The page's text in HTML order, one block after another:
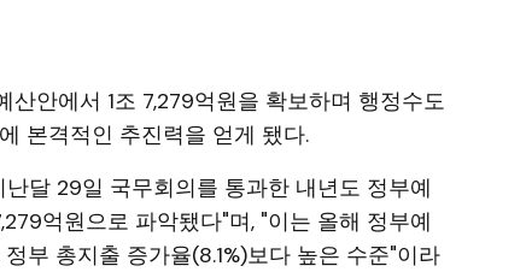
안에서 1조 7,279억원을 확보하며 행정수도
본격적인 추진력을 얻게 됐다.
달 29일 국무회의를 통과한 내년도 정부예
억원으로 파악됐다"며, "이는 올해 정부예
부 총지출 증가율(8.1%)보다 높은 수준"이라